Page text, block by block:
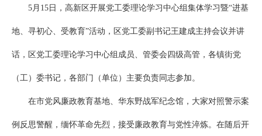
5月15日，高新区开展党工委理论学习中心组集体学习暨“进基
地、寻初心、受教育”活动，区党工委副书记王建成主持会议并讲
话，区党工委理论学习中心组成员、管委会四级高管，各镇街党
（工）委书记，各部门（单位）主要负责同志参加。
在市党风廉政教育基地、华东野战军纪念馆，大家对照警示案
例反思警醒，缅怀革命先烈，接受廉政教育与党性淬炼。在随后开